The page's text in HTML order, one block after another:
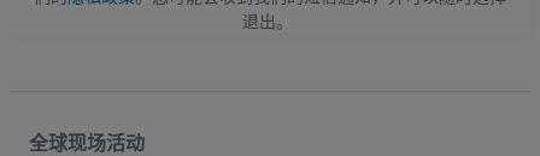
退出。
全球现场活动